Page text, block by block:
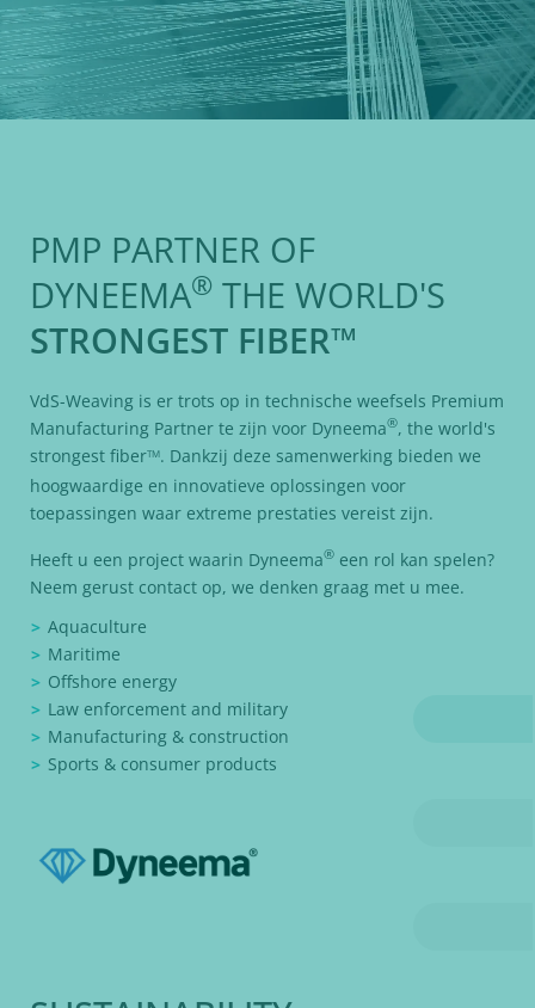
PMP PARTNER OF
DYNEEMA® THE WORLD'S
STRONGEST FIBER™
VdS-Weaving is er trots op in technische weefsels Premium
Manufacturing Partner te zijn voor Dyneema®, the world's
strongest fiberTM. Dankzij deze samenwerking bieden we
hoogwaardige en innovatieve oplossingen voor
toepassingen waar extreme prestaties vereist zijn.
Heeft u een project waarin Dyneema® een rol kan spelen?
Neem gerust contact op, we denken graag met u mee.
Aquaculture
Maritime
Offshore energy
Law enforcement and military
Manufacturing & construction
Sports & consumer products